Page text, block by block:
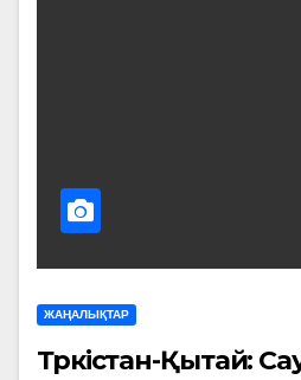
ЖАҢАЛЫҚТАР
Түркістан-Қытай: